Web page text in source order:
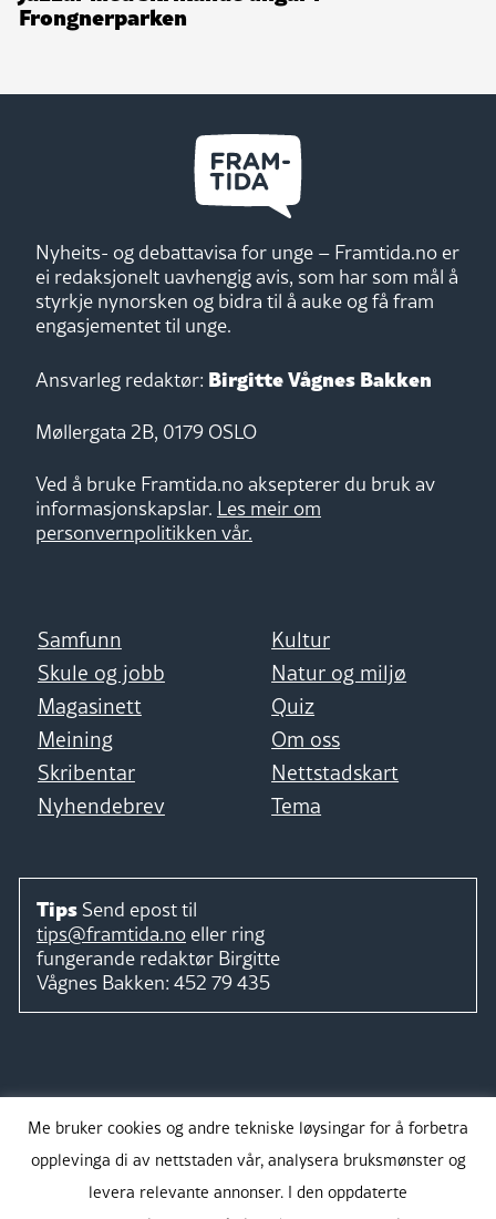
Frongnerparken
Nyheits- og debattavisa for unge – Framtida.no er
ei redaksjonelt uavhengig avis, som har som mål å
styrkje nynorsken og bidra til å auke og få fram
engasjementet til unge.
Ansvarleg redaktør: Birgitte Vågnes Bakken
Møllergata 2B, 0179 OSLO
Ved å bruke Framtida.no aksepterer du bruk av
informasjonskapslar. Les meir om
personvernpolitikken vår.
Samfunn
Kultur
Skule og jobb
Natur og miljø
Magasinett
Quiz
Meining
Om oss
Skribentar
Nettstadskart
Nyhendebrev
Tema
Tips Send epost til
tips@framtida.no eller ring
fungerande redaktør Birgitte
Vågnes Bakken: 452 79 435
Me bruker cookies og andre tekniske løysingar for å forbetra
opplevinga di av nettstaden vår, analysera bruksmønster og
levera relevante annonser. I den oppdaterte